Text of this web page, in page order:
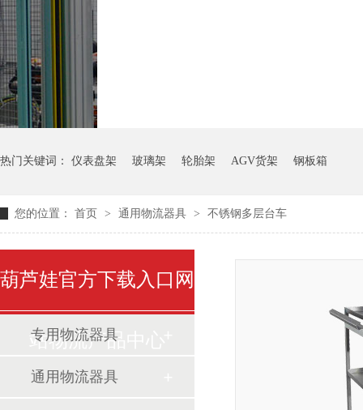
料架
热门关键词： 仪表盘架 玻璃架 轮胎架 AGV货架 钢板箱
您的位置： 首页 > 通用物流器具 > 不锈钢多层台车
葫芦娃官方下载入口网
站物流产品中心
专用物流器具
通用物流器具